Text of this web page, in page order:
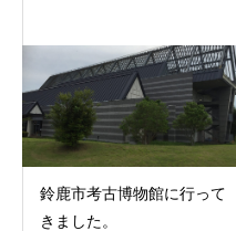
鈴鹿市考古博物館に行って
きました。